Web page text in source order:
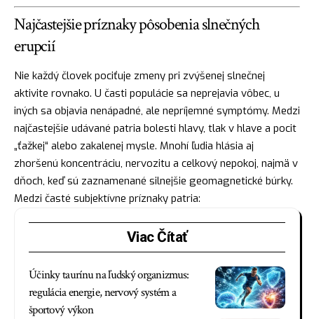
Najčastejšie príznaky pôsobenia slnečných
erupcií
Nie každý človek pociťuje zmeny pri zvýšenej slnečnej
aktivite rovnako. U časti populácie sa neprejavia vôbec, u
iných sa objavia nenápadné, ale nepríjemné symptómy. Medzi
najčastejšie udávané patria bolesti hlavy, tlak v hlave a pocit
„ťažkej“ alebo zakalenej mysle. Mnohí ľudia hlásia aj
zhoršenú koncentráciu, nervozitu a celkový nepokoj, najmä v
dňoch, keď sú zaznamenané silnejšie geomagnetické búrky.
Medzi časté subjektívne príznaky patria:
Viac Čítať
Účinky taurínu na ľudský organizmus:
regulácia energie, nervový systém a
športový výkon